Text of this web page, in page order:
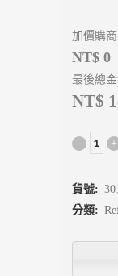
加價購
NT$ 0
最後總
NT$
貨號:
分類: